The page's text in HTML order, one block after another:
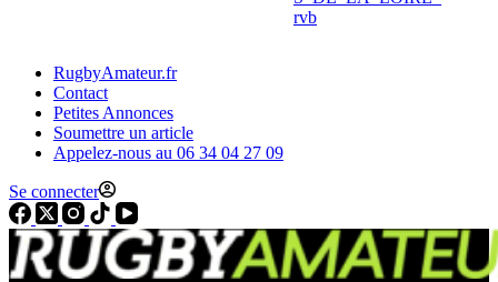
RugbyAmateur.fr
Contact
Petites Annonces
Soumettre un article
Appelez-nous au 06 34 04 27 09
Se connecter